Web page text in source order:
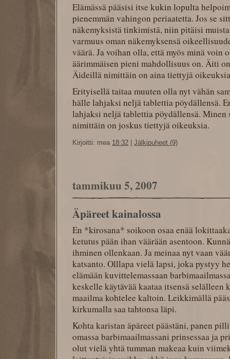
Elämässä pääsisi itse kukin lopulta
pienemmän vahingon periaatetta. Jos se
näkemyksistä tinkimistä, niin pitäisi
varmuus oman näkemyksensä
väärä. Ja voihan olla, että myös minä voin
äärimmäisen pieni mahdollisuus on. Äiti
Äideillä nimittäin on aina tiettyjä
Erityisellä taitaa muuten olla nyt vähän
hälle lahjaksi neljä tablettia pöydällensä.
lahjaksi neljä tablettia pöydällensä.
nimittäin on joskus tiettyjä oikeuksia.
Kirjoitti: mea 18:32 | Jälkipuheet (9)
tammikuu 5, 2007
Äpäreet kainalossa
En *kirosana* soikoon osaa enää
ketutus pään ihan väärään asentoon.
ihminen ollenkaan. Ja meinaa nyt vaan
katsanto. Olllapa vielä lapsi, joka pystyy
elämään kuvittelemassaan
keskelle käytävää kaataa itsensä selälleen
maailma kohtelee kaltoin. Leikkimällä
kirkumalla saa tahtonsa läpi.
Kohta karistan äpäreet päästäni, panen
omassa barbimaailmassani prinsessaa ja
olut vielä yhtä tumman makeaa kuin